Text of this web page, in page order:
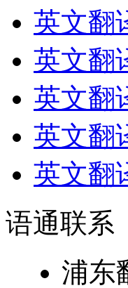
英文翻
英文翻
英文翻
英文翻
英文翻
语通联系
浦东